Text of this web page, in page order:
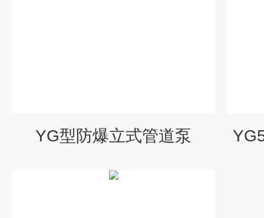
YG型防爆立式管道泵